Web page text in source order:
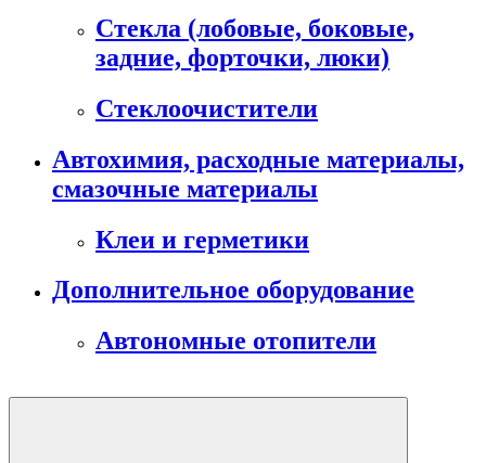
Стекла (лобовые, боковые,
задние, форточки, люки)
Стеклоочистители
Автохимия, расходные материалы,
смазочные материалы
Клеи и герметики
Дополнительное оборудование
Автономные отопители